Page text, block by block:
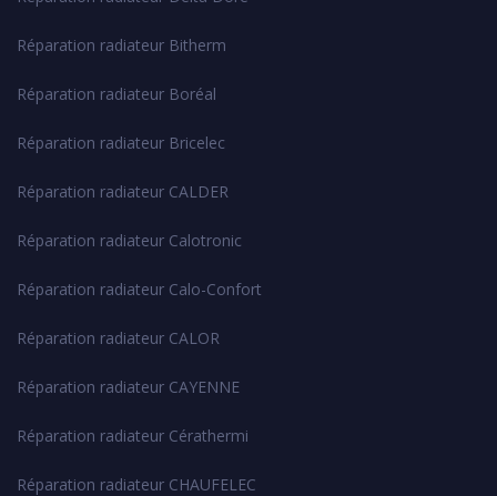
Réparation radiateur Bitherm
Réparation radiateur Boréal
Réparation radiateur Bricelec
Réparation radiateur CALDER
Réparation radiateur Calotronic
Réparation radiateur Calo-Confort
Réparation radiateur CALOR
Réparation radiateur CAYENNE
Réparation radiateur Cérathermi
Réparation radiateur CHAUFELEC